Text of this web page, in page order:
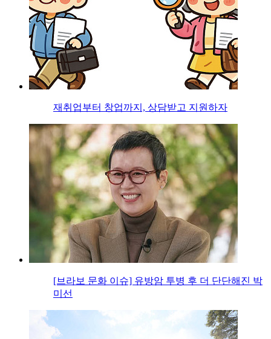
재취업부터 창업까지, 상담받고 지원하자
[브라보 문화 이슈] 유방암 투병 후 더 단단해진 박
미선